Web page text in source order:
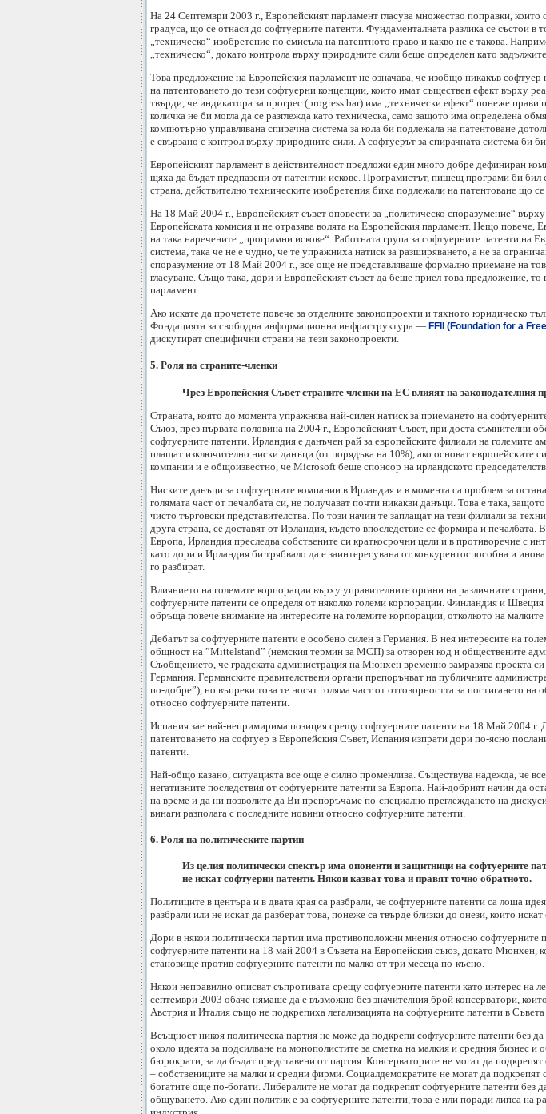
На 24 Септември 2003 г., Европейският парламент гласува множество поправки,
градуса, що се отнася до софтуерните патенти. Фундаменталната разлика се състои
„техническо“ изобретение по смисъла на патентното право и какво не е такова.
„техническо“, докато контрола върху природните сили беше определен като
Това предложение на Европейския парламент не означава, че изобщо никакъв
на патентоването до тези софтуерни концепции, които имат съществен ефект върху
твърди, че индикатора за прогрес (progress bar) има „технически ефект“ понеже
количка не би могла да се разглежда като техническа, само защото има определена
компютърно управлявана спирачна система за кола би подлежала на патентоване
е свързано с контрол върху природните сили. А софтуерът за спирачната система би
Европейският парламент в действителност предложи един много добре дефиниран
щяха да бъдат предпазени от патентни искове. Програмистът, пишещ програми би
страна, действително техническите изобретения биха подлежали на патентоване що
На 18 Май 2004 г., Европейският съвет оповести за „политическо споразумение“
Европейската комисия и не отразява волята на Европейския парламент. Нещо
на така наречените „програмни искове“. Работната група за софтуерните патенти на
система, така че не е чудно, че те упражниха натиск за разширяването, а не за
споразумение от 18 Май 2004 г., все още не представляваше формално приемане на
гласуване. Също така, дори и Европейският съвет да беше приел това предложение,
парламент.
Ако искате да прочетете повече за отделните законопроекти и тяхното юридическо
Фондацията за свободна информационна инфраструктура — FFII (Foundation for a
дискутират специфични страни на тези законопроекти.
5. Роля на страните-членки
Чрез Европейския Съвет страните членки на ЕС влияят на законодателния
Страната, която до момента упражнява най-силен натиск за приемането на
Съюз, през първата половина на 2004 г., Европейският Съвет, при доста съмнителни
софтуерните патенти. Ирландия е данъчен рай за европейските филиали на
плащат изключително ниски данъци (от порядъка на 10%), ако основат европейските
компании и е общоизвестно, че Microsoft беше спонсор на ирландското
Ниските данъци за софтуерните компании в Ирландия и в момента са проблем за
голямата част от печалбата си, не получават почти никакви данъци. Това е така,
чисто търговски представителства. По този начин те заплащат на тези филиали за
друга страна, се доставят от Ирландия, където впоследствие се формира и
Европа, Ирландия преследва собствените си краткосрочни цели и в противоречие с
като дори и Ирландия би трябвало да е заинтересувана от конкурентоспособна и
го разбират.
Влиянието на големите корпорации върху управителните органи на различните
софтуерните патенти се определя от няколко големи корпорации. Финландия и
обръща повече внимание на интересите на големите корпорации, отколкото на
Дебатът за софтуерните патенти е особено силен в Германия. В нея интересите на
общност на ”Mittelstand” (немския термин за МСП) за отворен код и обществените
Съобщението, че градската администрация на Мюнхен временно замразява проекта
Германия. Германските правителствени органи препоръчват на публичните
по-добре”), но въпреки това те носят голяма част от отговорността за постигането
относно софтуерните патенти.
Испания зае най-непримирима позиция срещу софтуерните патенти на 18 Май 2004 г.
патентоването на софтуер в Европейския Съвет, Испания изпрати дори по-ясно
патенти.
Най-общо казано, ситуацията все още е силно променлива. Съществува надежда, че
негативните последствия от софтуерните патенти за Европа. Най-добрият начин да
на време и да ни позволите да Ви препоръчаме по-специално преглеждането на
винаги разполага с последните новини относно софтуерните патенти.
6. Роля на политическите партии
Из целия политически спектър има опоненти и защитници на софтуерните
не искат софтуерни патенти. Някои казват това и правят точно обратното.
Политиците в центъра и в двата края са разбрали, че софтуерните патенти са лоша
разбрали или не искат да разберат това, понеже са твърде близки до онези, които
Дори в някои политически партии има противоположни мнения относно софтуерните
софтуерните патенти на 18 май 2004 в Съвета на Европейския съюз, докато Мюнхен,
становище против софтуерните патенти по малко от три месеца по-късно.
Някои неправилно описват съпротивата срещу софтуерните патенти като интерес на
септември 2003 обаче нямаше да е възможно без значителния брой консерватори,
Австрия и Италия също не подкрепиха легализацията на софтуерните патенти в
Всъщност никоя политическа партия не може да подкрепи софтуерните патенти без
около идеята за подсилване на монополистите за сметка на малкия и средния бизнес
бюрократи, за да бъдат представени от партия. Консерваторите не могат да
– собствениците на малки и средни фирми. Социалдемократите не могат да
богатите още по-богати. Либералите не могат да подкрепят софтуерните патенти
общуването. Ако един политик е за софтуерните патенти, това е или поради липса на